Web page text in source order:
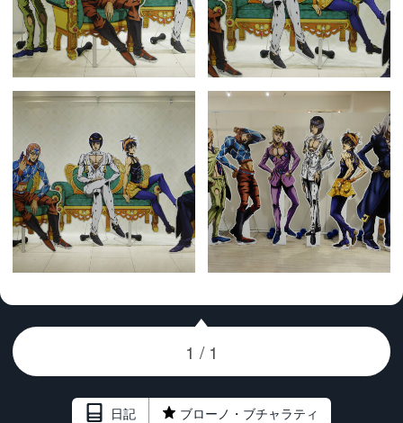
1222724_4_DxO.jpg 1222723_4_DxO.jpg
日記
★ ブローノ・ブチャラティ